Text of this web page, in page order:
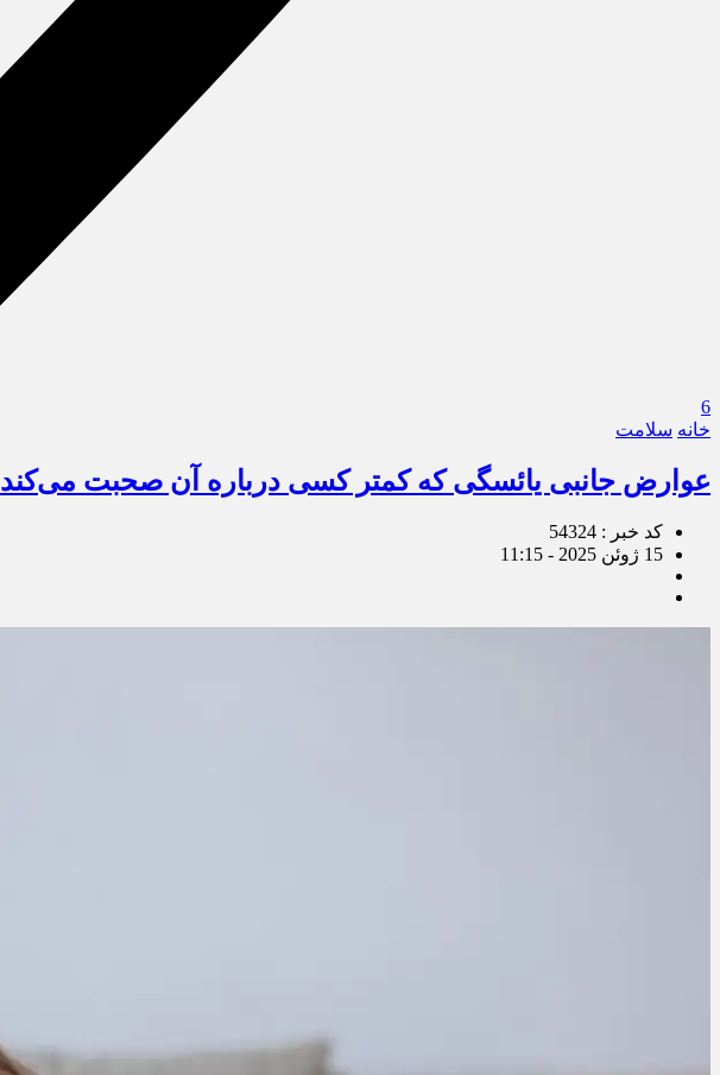
6
خانه سلامت
عوارض جانبی یائسگی که کمتر کسی درباره آن صحبت می‌کند
کد خبر : 54324
15 ژوئن 2025 - 11:15